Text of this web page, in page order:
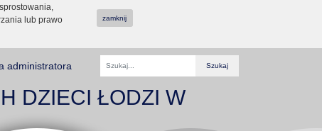
lub prawo
zamknij
administratora
Fraza
DZIECI ŁODZI W